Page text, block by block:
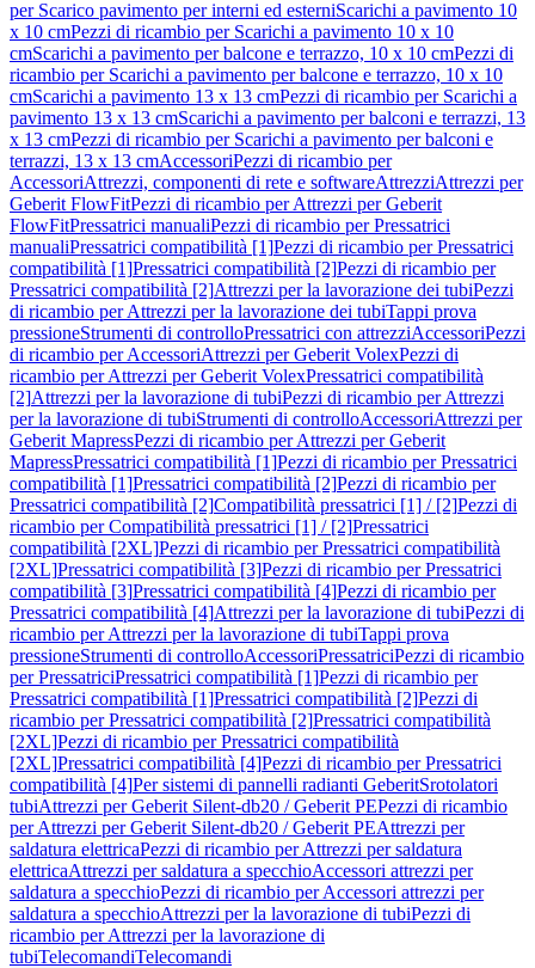
per Scarico pavimento per interni ed esterniScarichi a pavimento 10
x 10 cmPezzi di ricambio per Scarichi a pavimento 10 x 10
cmScarichi a pavimento per balcone e terrazzo, 10 x 10 cmPezzi di
ricambio per Scarichi a pavimento per balcone e terrazzo, 10 x 10
cmScarichi a pavimento 13 x 13 cmPezzi di ricambio per Scarichi a
pavimento 13 x 13 cmScarichi a pavimento per balconi e terrazzi, 13
x 13 cmPezzi di ricambio per Scarichi a pavimento per balconi e
terrazzi, 13 x 13 cmAccessoriPezzi di ricambio per
AccessoriAttrezzi, componenti di rete e softwareAttrezziAttrezzi per
Geberit FlowFitPezzi di ricambio per Attrezzi per Geberit
FlowFitPressatrici manualiPezzi di ricambio per Pressatrici
manualiPressatrici compatibilità [1]Pezzi di ricambio per Pressatrici
compatibilità [1]Pressatrici compatibilità [2]Pezzi di ricambio per
Pressatrici compatibilità [2]Attrezzi per la lavorazione dei tubiPezzi
di ricambio per Attrezzi per la lavorazione dei tubiTappi prova
pressioneStrumenti di controlloPressatrici con attrezziAccessoriPezzi
di ricambio per AccessoriAttrezzi per Geberit VolexPezzi di
ricambio per Attrezzi per Geberit VolexPressatrici compatibilità
[2]Attrezzi per la lavorazione di tubiPezzi di ricambio per Attrezzi
per la lavorazione di tubiStrumenti di controlloAccessoriAttrezzi per
Geberit MapressPezzi di ricambio per Attrezzi per Geberit
MapressPressatrici compatibilità [1]Pezzi di ricambio per Pressatrici
compatibilità [1]Pressatrici compatibilità [2]Pezzi di ricambio per
Pressatrici compatibilità [2]Compatibilità pressatrici [1] / [2]Pezzi di
ricambio per Compatibilità pressatrici [1] / [2]Pressatrici
compatibilità [2XL]Pezzi di ricambio per Pressatrici compatibilità
[2XL]Pressatrici compatibilità [3]Pezzi di ricambio per Pressatrici
compatibilità [3]Pressatrici compatibilità [4]Pezzi di ricambio per
Pressatrici compatibilità [4]Attrezzi per la lavorazione di tubiPezzi di
ricambio per Attrezzi per la lavorazione di tubiTappi prova
pressioneStrumenti di controlloAccessoriPressatriciPezzi di ricambio
per PressatriciPressatrici compatibilità [1]Pezzi di ricambio per
Pressatrici compatibilità [1]Pressatrici compatibilità [2]Pezzi di
ricambio per Pressatrici compatibilità [2]Pressatrici compatibilità
[2XL]Pezzi di ricambio per Pressatrici compatibilità
[2XL]Pressatrici compatibilità [4]Pezzi di ricambio per Pressatrici
compatibilità [4]Per sistemi di pannelli radianti GeberitSrotolatori
tubiAttrezzi per Geberit Silent-db20 / Geberit PEPezzi di ricambio
per Attrezzi per Geberit Silent-db20 / Geberit PEAttrezzi per
saldatura elettricaPezzi di ricambio per Attrezzi per saldatura
elettricaAttrezzi per saldatura a specchioAccessori attrezzi per
saldatura a specchioPezzi di ricambio per Accessori attrezzi per
saldatura a specchioAttrezzi per la lavorazione di tubiPezzi di
ricambio per Attrezzi per la lavorazione di
tubiTelecomandiTelecomandi